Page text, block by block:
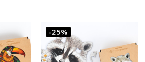
-25%